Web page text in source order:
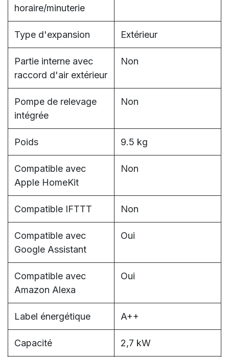
horaire/minuterie
Type d'expansion Extérieur
Partie interne avec
raccord d'air extérieur
Non
Pompe de relevage
intégrée
Non
Poids 9.5 kg
Compatible avec
Apple HomeKit
Non
Compatible IFTTT Non
Compatible avec
Google Assistant
Oui
Compatible avec
Amazon Alexa
Oui
Label énergétique A++
Capacité 2,7 kW